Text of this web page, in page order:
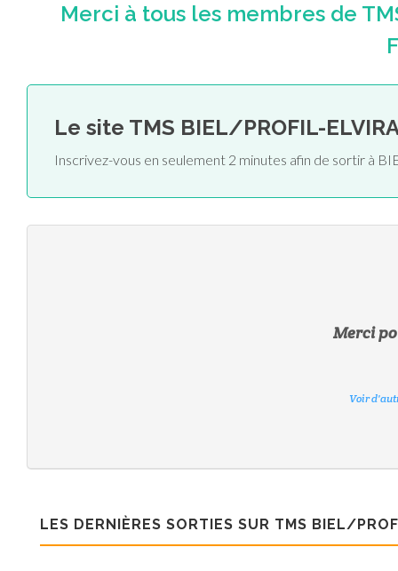
Merci à tous les membres de
Le site TMS BIEL/PROFIL-
Inscrivez-vous en seulement 2 minutes afin de sortir à
Merci
Voir
Voir
Voir
LES DERNIÈRES SORTIES SUR TMS BIEL/